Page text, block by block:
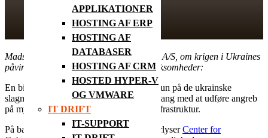
APPLIKATIONER
HOSTING AF ERP
HOSTING AF
DATABASER
HOSTING AF CRM
HOSTED HYPER-V
OG VMWARE
IT DRIFT
IT-SUPPORT
Mads Møller Pedersen, Direktør hos RIT A/S, om krigen i Ukraines
påvirkning af IT-sikkerheden i danske virksomheder:
En bitter krig kæmpes i øjeblikket, ikke kun på de ukrainske
slagmarker. Online hackere er allerede i gang med at udføre angreb
på myndigheders og virksomheders IT-infrastruktur.
På baggrund af situationen i Ukraine efterlyserCenter for